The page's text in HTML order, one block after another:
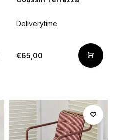
Deliverytime
€65,00